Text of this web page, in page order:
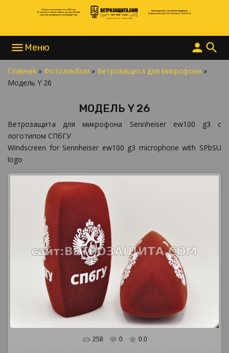
menu search
person
Главная » Фотоальбом » Ветрозащита для микрофона »
Модель Y 26
МОДЕЛЬ Y 26
Ветрозащита для микрофона Sennheiser ew100 g3 с
логотипом СПбГУ
Windscreen for Sennheiser ew100 g3 microphone with SPbSU
logo
В реальном размере 886x647
258 0 0.0